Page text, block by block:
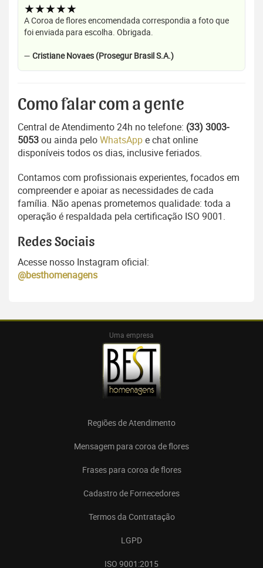
★★★★★
A Coroa de flores encomendada correspondia a foto que
foi enviada para escolha. Obrigada.
— Cristiane Novaes (Prosegur Brasil S.A.)
Como falar com a gente
Central de Atendimento 24h no telefone: (33) 3003-
5053ou ainda peloWhatsAppe chat online
disponíveis todos os dias, inclusive feriados.
Contamos com profissionais experientes, focados em
compreender e apoiar as necessidades de cada
família. Não apenas prometemos qualidade: toda a
operação é respaldada pela certificação ISO 9001.
Redes Sociais
Acesse nosso Instagram oficial:
@besthomenagens
Uma empresa
Regiões de Atendimento
Mensagem para coroa de flores
Frases para coroa de flores
Cadastro de Fornecedores
Termos da Contratação
LGPD
ISO 9001:2015